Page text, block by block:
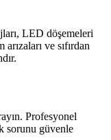
LED döşemeleri
ve sıfırdan
Profesyonel
sorunu güvenle